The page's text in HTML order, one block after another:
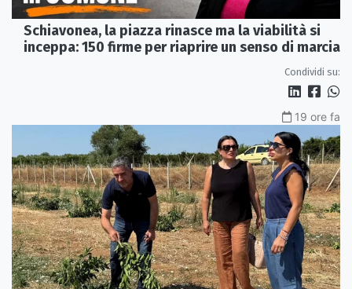
Schiavonea, la piazza rinasce ma la viabilità si
inceppa: 150 firme per riaprire un senso di marcia
Condividi su:
19 ore fa